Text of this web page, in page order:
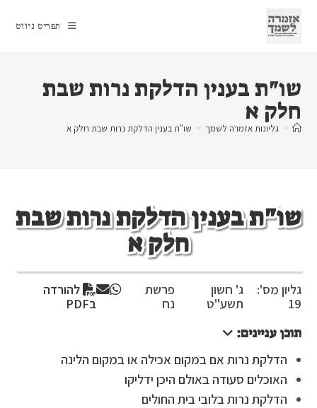
content
תפריט ניווט
שו"ת בענין הדלקת נרות שבת
חלק א
> גליונות אזמרה לשמך > שו"ת בענין הדלקת נרות שבת חלק א
שו"ת בענין הדלקת נרות שבת
חלק א
גליון מס':
19
ג' חשון
תשע"ט
פרשת
נח
להורדה
בPDF
תוכן עניינים:
הדלקת נרות אם במקום אכילה או במקום הלינה
האוכלים סעודה באולם היכן ידליקו
הדלקת נרות בלובי בית החולים